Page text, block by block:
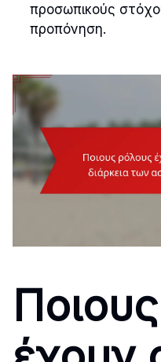
προσωπικούς
προπόνηση.